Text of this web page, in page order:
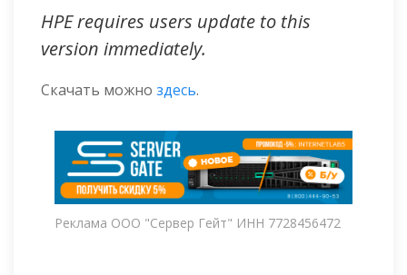
HPE requires users update to this
version immediately.
Скачать можно здесь.
Реклама ООО "Сервер Гейт" ИНН 7728456472